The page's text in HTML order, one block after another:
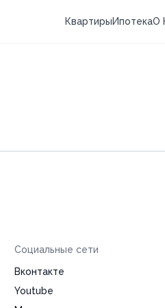
КвартирыИпотекаО
Социальные сети
Вконтакте
Youtube